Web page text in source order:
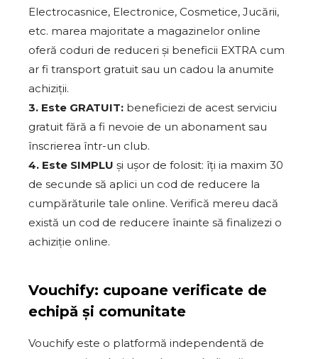
Electrocasnice, Electronice, Cosmetice, Jucării,
etc. marea majoritate a magazinelor online
oferă coduri de reduceri și beneficii EXTRA cum
ar fi transport gratuit sau un cadou la anumite
achiziții.
3. Este GRATUIT: beneficiezi de acest serviciu
gratuit fără a fi nevoie de un abonament sau
înscrierea într-un club.
4. Este SIMPLU și ușor de folosit: îți ia maxim 30
de secunde să aplici un cod de reducere la
cumpărăturile tale online. Verifică mereu dacă
există un cod de reducere înainte să finalizezi o
achiziție online.
Vouchify: cupoane verificate de
echipă și comunitate
Vouchify este o platformă independentă de